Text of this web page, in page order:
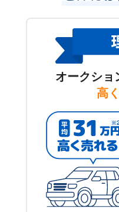
オークショ
高